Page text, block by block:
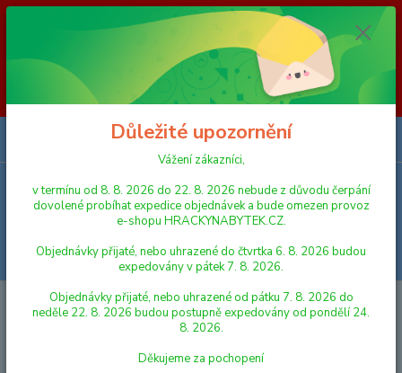
Vážení zákazníci, v termínu od 8. 8. 2026 do 23. 8. 2026 nebude z
důvodu čerpání dovolené probíhat expedice objednávek a bude omezen
provoz e-shopu HRACKYNABYTEK.CZ. Objednávky přijaté, nebo
uhrazené do čtvrtka 6. 8. 2026 budou expedovány v pátek 7. 8. 2026.
Objednávky přijaté, nebo uhrazené od pátku 7. 8. 2026 do neděle 23. 8.
2026 budou postupně expedovány od pondělí 24. 8. 2026. Děkujeme za
pochopení HRACKYNABYTEK.CZ
Menu
Hledat
HRY A HLAVOLAMY Svoboda Elektrická výuková hra Školička 1
Svoboda Elektrická výuková hra
Důležité upozornění
Vážení zákazníci,
v termínu od 8. 8. 2026 do 22. 8. 2026 nebude z důvodu čerpání
dovolené probíhat expedice objednávek a bude omezen provoz
e-shopu HRACKYNABYTEK.CZ.
Objednávky přijaté, nebo uhrazené do čtvrtka 6. 8. 2026 budou
expedovány v pátek 7. 8. 2026.
Objednávky přijaté, nebo uhrazené od pátku 7. 8. 2026 do
neděle 22. 8. 2026 budou postupně expedovány od pondělí 24.
8. 2026.
Děkujeme za pochopení